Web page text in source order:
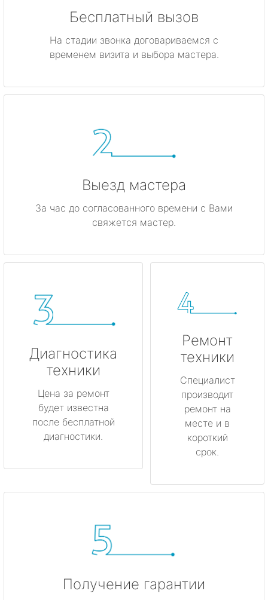
Бесплатный вызов
На стадии звонка договариваемся с
временем визита и выбора мастера.
Выезд мастера
За час до согласованного времени с Вами
свяжется мастер.
Диагностика
техники
Цена за ремонт
будет известна
после бесплатной
диагностики.
Ремонт
техники
Специалист
производит
ремонт на
месте и в
короткий
срок.
Получение гарантии